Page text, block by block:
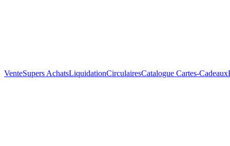
VenteSupers AchatsLiquidationCirculairesCatalogue Cartes-Cadeaux